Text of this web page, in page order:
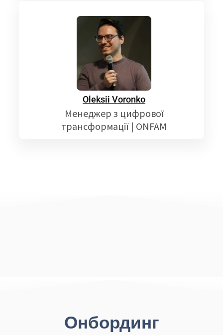
Oleksii Voronko
Менеджер з цифрової
трансформації | ONFAM
Онбординг